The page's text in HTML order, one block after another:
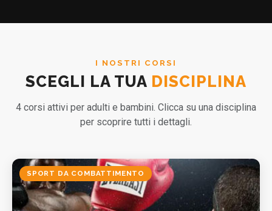
I NOSTRI CORSI
SCEGLI LA TUA DISCIPLINA
4 corsi attivi per adulti e bambini. Clicca su una disciplina
per scoprire tutti i dettagli.
SPORT DA COMBATTIMENTO